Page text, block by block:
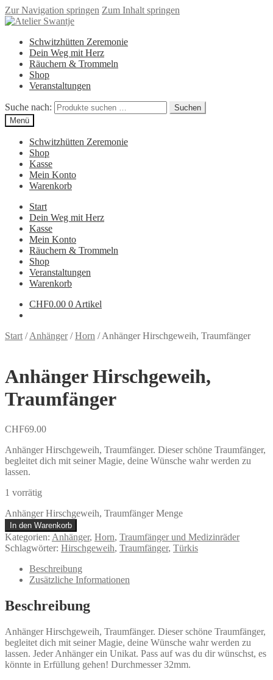
Zur Navigation springen Zum Inhalt springen
Schwitzhütten Zeremonie
Dein Weg mit Herz
Räuchern & Trommeln
Shop
Veranstaltungen
Suche nach:
Suchen
Menü
Schwitzhütten Zeremonie
Shop
Kasse
Mein Konto
Warenkorb
Start
Dein Weg mit Herz
Kasse
Mein Konto
Räuchern & Trommeln
Shop
Veranstaltungen
Warenkorb
CHF0.00 0 Artikel
Start /Anhänger/Horn /Anhänger Hirschgeweih, Traumfänger
Anhänger Hirschgeweih,
Traumfänger
CHF69.00
Anhänger Hirschgeweih, Traumfänger. Dieser schöne Traumfänger,
begleitet dich mit seiner Magie, deine Wünsche wahr werden zu
lassen.
1 vorrätig
Anhänger Hirschgeweih, Traumfänger Menge
In den Warenkorb
Kategorien: Anhänger, Horn, Traumfänger und Medizinräder
Schlagwörter: Hirschgeweih, Traumfänger, Türkis
Beschreibung
Zusätzliche Informationen
Beschreibung
Anhänger Hirschgeweih, Traumfänger. Dieser schöne Traumfänger,
begleitet dich mit seiner Magie, deine Wünsche wahr werden zu
lassen. Jeder Anhänger ein Unikat. Pass auf was du dir wünschst, es
könnte in Erfüllung gehen! Durchmesser 32mm.